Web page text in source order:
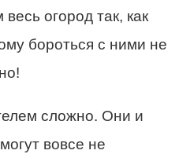
огород так, как
бороться с ними не
сложно. Они и
вовсе не